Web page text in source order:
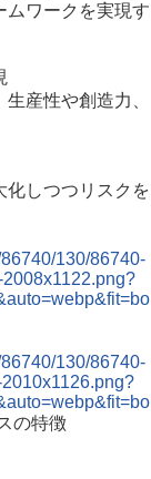
ムワークを実現す
産性や創造力、
化しつつリスクを
130/86740-
130/86740-
の特徴